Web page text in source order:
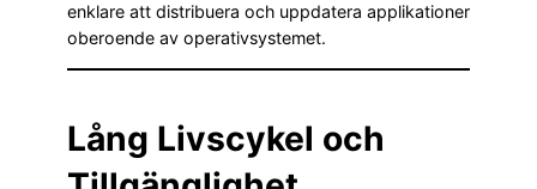
enklare att distribuera och uppdatera applikationer
oberoende av operativsystemet.
Lång Livscykel och